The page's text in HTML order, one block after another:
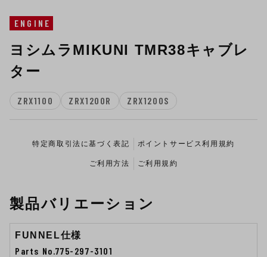
ENGINE
ヨシムラMIKUNI TMR38キャブレ
ター
ZRX1100 ZRX1200R ZRX1200S
特定商取引法に基づく表記 ポイントサービス利用規約
ご利用方法 ご利用規約
製品バリエーション
FUNNEL仕様
Parts No.775-297-3101